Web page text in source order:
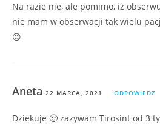
Na razie nie, ale pomimo, iż
nie mam w obserwacji tak wielu
😉
Aneta 22 MARCA, 2021 ODPOWIEDZ
Dziekuje 🙂 zazywam Tirosint od 3